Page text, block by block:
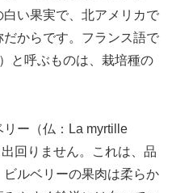
い果実で、北アメリカで
からです。フランス語で
と呼ぶものは、栽培種の
ー（仏：La myrtille
回りません。これは、品
ルベリーの果肉は柔らか